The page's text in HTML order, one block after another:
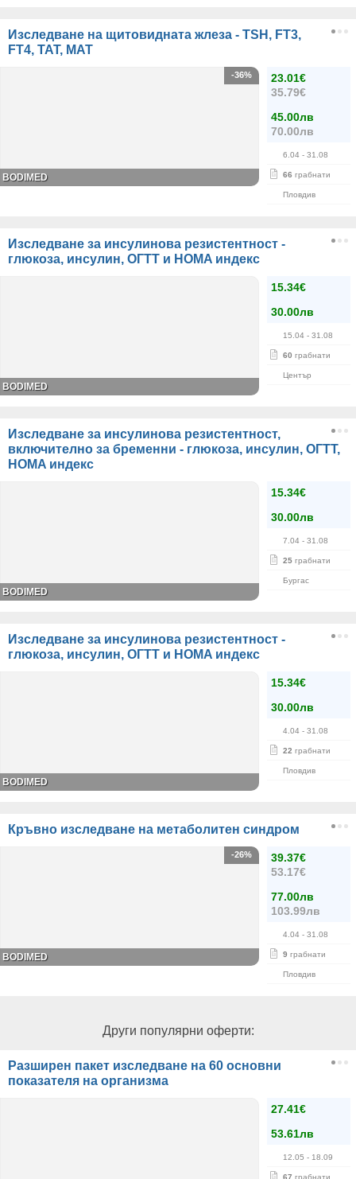
Изследване на щитовидната жлеза - TSH, FT3,
FT4, ТАТ, МАТ
23.01€
35.79€
45.00лв
70.00лв
6.04 - 31.08
66 грабнати
Пловдив
-36%
BODIMED
Изследване за инсулинова резистентност -
глюкоза, инсулин, ОГТТ и HOMA индекс
15.34€
30.00лв
15.04 - 31.08
60 грабнати
Център
BODIMED
Изследване за инсулинова резистентност,
включително за бременни - глюкоза, инсулин, ОГТТ,
HOMA индекс
15.34€
30.00лв
7.04 - 31.08
25 грабнати
Бургас
BODIMED
Изследване за инсулинова резистентност -
глюкоза, инсулин, ОГТТ и HOMA индекс
15.34€
30.00лв
4.04 - 31.08
22 грабнати
Пловдив
BODIMED
Кръвно изследване на метаболитен синдром
39.37€
53.17€
77.00лв
103.99лв
4.04 - 31.08
9 грабнати
Пловдив
-26%
BODIMED
Други популярни оферти:
Разширен пакет изследване на 60 основни
показателя на организма
27.41€
53.61лв
12.05 - 18.09
67 грабнати